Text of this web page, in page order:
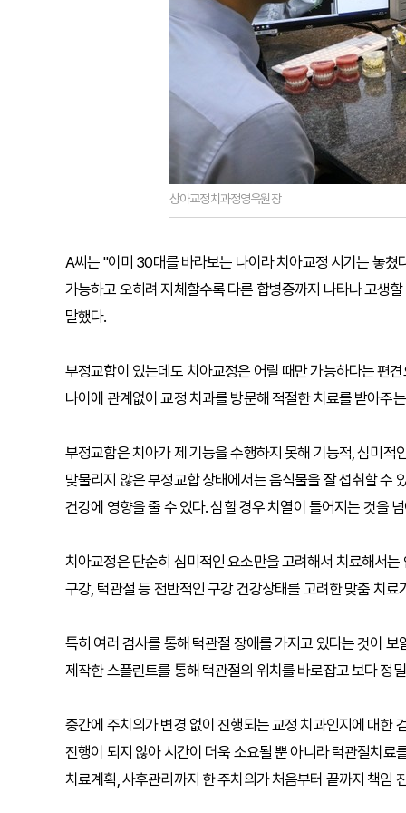
상아교정치과정영욱원장
A씨는 "이미 30대를 바라보는 나이라 치아교정 시기는 놓
가능하고 오히려 지체할수록 다른 합병증까지 나타나 고생
말했다.
부정교합이 있는데도 치아교정은 어릴 때만 가능하다는 편
나이에 관계없이 교정 치과를 방문해 적절한 치료를 받아주
부정교합은 치아가 제 기능을 수행하지 못해 기능적, 심미
맞물리지 않은 부정교합 상태에서는 음식물을 잘 섭취할 수
건강에 영향을 줄 수 있다. 심할 경우 치열이 틀어지는 것을
치아교정은 단순히 심미적인 요소만을 고려해서 치료해서
구강, 턱관절 등 전반적인 구강 건강상태를 고려한 맞춤 치료
특히 여러 검사를 통해 턱관절 장애를 가지고 있다는 것이
제작한 스플린트를 통해 턱관절의 위치를 바로잡고 보다 정
중간에 주치의가 변경 없이 진행되는 교정 치과인지에 대한
진행이 되지 않아 시간이 더욱 소요될 뿐 아니라 턱관절치료
치료계획, 사후관리까지 한 주치의가 처음부터 끝까지 책임